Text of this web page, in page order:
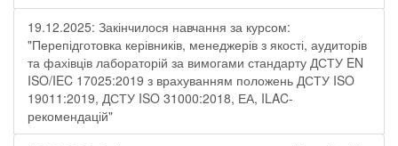
19.12.2025: Закінчилося навчання за курсом:
"Перепідготовка керівників, менеджерів з якості, аудиторів
та фахівців лабораторій за вимогами стандарту ДСТУ EN
ISO/IEC 17025:2019 з врахуванням положень ДСТУ ISO
19011:2019, ДСТУ ISO 31000:2018, ЕА, ILAC-
рекомендацій"